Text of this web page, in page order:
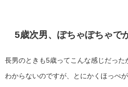
5歳次男、ぽちゃぽちゃで
長男のときも5歳ってこんな感じだった
わからないのですが、とにかくほっぺが